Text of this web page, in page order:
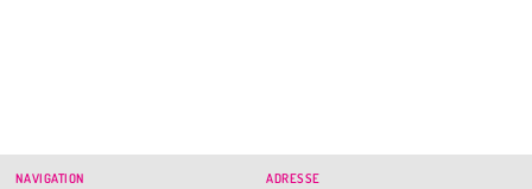
NAVIGATION
ADRESSE